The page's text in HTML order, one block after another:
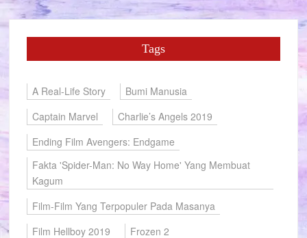
Tags
A Real-Life Story
Bumi Manusia
Captain Marvel
Charlie’s Angels 2019
Ending Film Avengers: Endgame
Fakta 'Spider-Man: No Way Home' Yang Membuat
Kagum
Film-Film Yang Terpopuler Pada Masanya
Film Hellboy 2019
Frozen 2